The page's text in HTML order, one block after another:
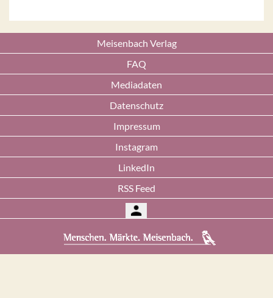
Meisenbach Verlag
FAQ
Mediadaten
Datenschutz
Impressum
Instagram
LinkedIn
RSS Feed